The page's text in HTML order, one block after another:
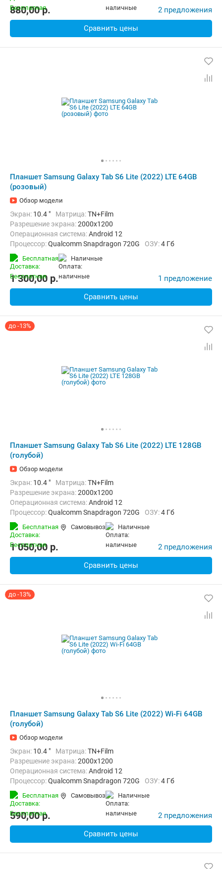
Комплектация: Вес:467 г
880,00p. 2 предложения
Сравнить цены
Планшет Samsung Galaxy Tab S6 Lite (2022) LTE 64GB
(розовый)
Обзор модели
Экран: 10.4 " Матрица:TN+Film
Разрешение экрана:2000x1200
Операционная система:Android 12
Процессор:Qualcomm Snapdragon 720G ОЗУ:4 Гб
Встроенная память:
Беспроводная связь:4G (LTE), Bluetooth, Wi-Fi
Комплектация:Перо (стилус)
Бесплатная наличные
1 300,00 p. 1 предложение
Сравнить цены
до -13%
Планшет Samsung Galaxy Tab S6 Lite (2022) LTE 128GB
(голубой)
Обзор модели
Экран: 10.4 " Матрица:TN+Film
Разрешение экрана:2000x1200
Операционная система:Android 12
Процессор:Qualcomm Snapdragon 720G ОЗУ:4 Гб
Встроенная память:
Тыловая камера:
Беспроводная связь:
4G (LTE), Bluetooth, Wi-Fi
Комплектация:
Вес:467 г
Бесплатная Самовывоз наличные
1 050,00 p. 2 предложения
Сравнить цены
до -13%
Планшет Samsung Galaxy Tab S6 Lite (2022) Wi-Fi 64GB
(голубой)
Обзор модели
Экран: 10.4 " Матрица:TN+Film
Разрешение экрана:2000x1200
Операционная система:Android 12
Процессор:Qualcomm Snapdragon 720G ОЗУ:4 Гб
Встроенная память:
Тыловая камера:
Беспроводная связь:
Bluetooth, Wi-Fi
Комплектация:
Вес:465 г
Бесплатная Самовывоз наличные
590,00p. 2 предложения
Сравнить цены